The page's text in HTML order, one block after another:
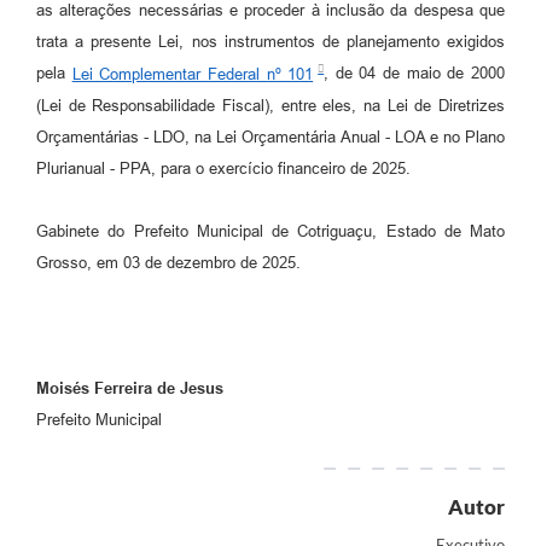
as alterações necessárias e proceder à inclusão da despesa que
trata a presente Lei, nos instrumentos de planejamento exigidos
pela Lei Complementar Federal nº 101
, de 04 de maio de 2000
(Lei de Responsabilidade Fiscal), entre eles, na Lei de Diretrizes
Orçamentárias - LDO, na Lei Orçamentária Anual - LOA e no Plano
Plurianual - PPA, para o exercício financeiro de 2025.
Gabinete do Prefeito Municipal de Cotriguaçu, Estado de Mato
Grosso, em 03 de dezembro de 2025.
Moisés Ferreira de Jesus
Prefeito Municipal
Autor